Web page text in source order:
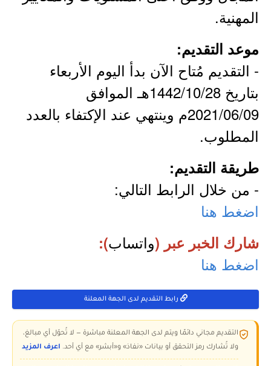
المهنية.
موعد التقديم:
- التقديم مُتاح الآن بدأ اليوم الأربعاء
بتاريخ 1442/10/28هـ الموافق
2021/06/09م وينتهي عند الإكتفاء بالعدد
المطلوب.
طريقة التقديم:
- من خلال الرابط التالي:
اضغط هنا
شارك الخبر عبر (واتساب):
اضغط هنا
رابط التقديم لدى الجهة المعلنة
التقديم مجاني دائمًا ويتم لدى الجهة المعلنة مباشرة — لا تُحوّل أي مبالغ،
ولا تُشارك رمز التحقق أو بيانات «نفاذ» و«أبشر» مع أي أحد. اعرف المزيد